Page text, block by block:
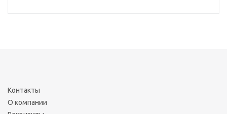
Контакты
О компании